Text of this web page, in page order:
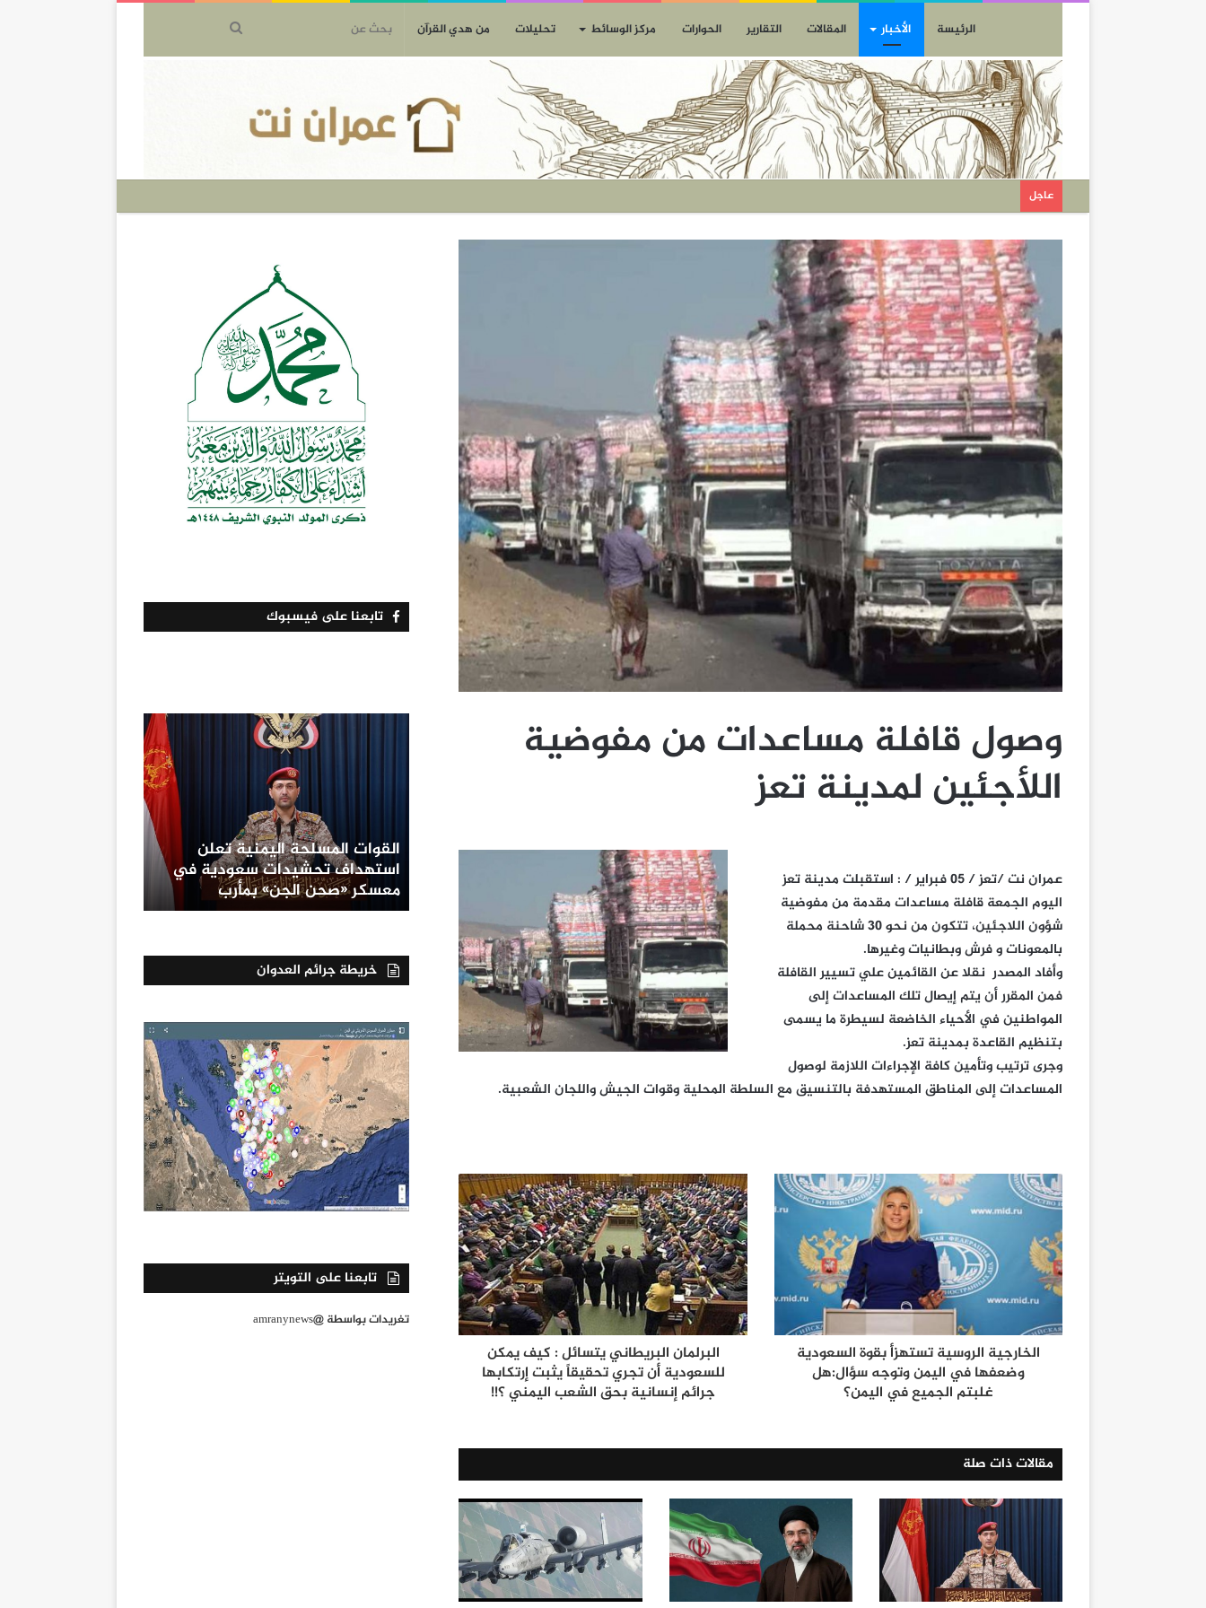
الرئيسة الأخبار المقالات التقارير الحوارات مركز الوسائط تحليلات من هدي القرآن
عاجل
وصول قافلة مساعدات من مفوضية
اللأجئين لمدينة تعز
عمران نت /تعز / 05 فبراير / : استقبلت مدينة تعز
اليوم الجمعة قافلة مساعدات مقدمة من مفوضية
شؤون اللاجئين، تتكون من نحو 30 شاحنة محملة
بالمعونات و فرش وبطانيات وغيرها.
وأفاد المصدر نقلا عن القائمين علي تسيير القافلة
فمن المقرر أن يتم إيصال تلك المساعدات إلى
المواطنين في الأحياء الخاضعة لسيطرة ما يسمى
بتنظيم القاعدة بمدينة تعز.
وجرى ترتيب وتأمين كافة الإجراءات اللازمة لوصول
المساعدات إلى المناطق المستهدفة بالتنسيق مع السلطة المحلية وقوات الجيش واللجان الشعبية.
الخارجية الروسية تستهزأ بقوة السعودية
وضعفها في اليمن وتوجه سؤال:هل
غلبتم الجميع في اليمن؟
البرلمان البريطاني يتسائل : كيف يمكن
للسعودية أن تجري تحقيقاً يثبت إرتكابها
جرائم إنسانية بحق الشعب اليمني ؟!!
مقالات ذات صلة
تابعنا على فيسبوك
القوات المسلحة اليمنية تعلن
استهداف تحشيدات سعودية في
معسكر «صحن الجن» بمأرب
خريطة جرائم العدوان
تابعنا على التويتر
تغريدات بواسطة @amranynews